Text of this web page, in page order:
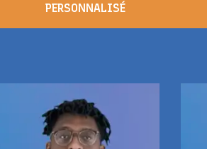
PERSONNALISÉ